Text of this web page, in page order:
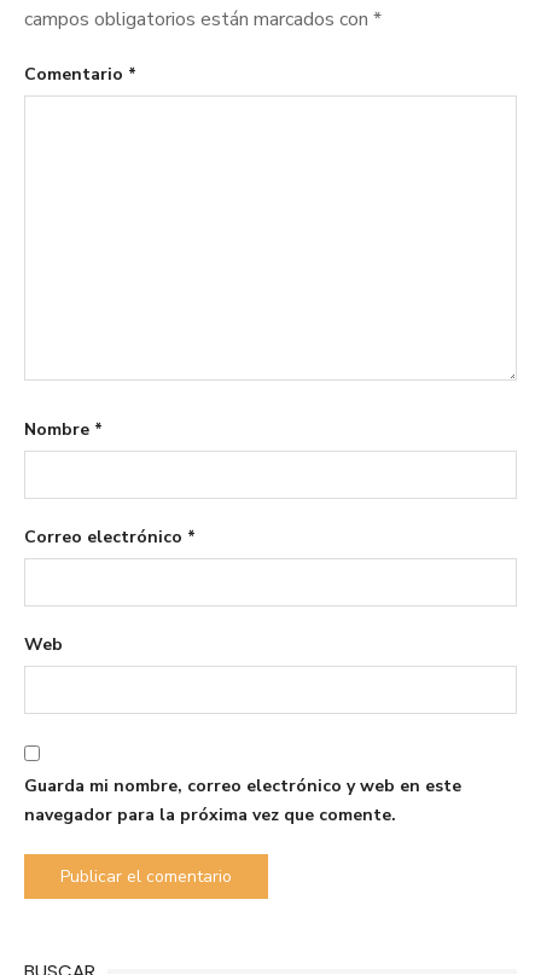
campos obligatorios están marcados con *
Comentario *
Nombre *
Correo electrónico *
Web
Guarda mi nombre, correo electrónico y web en este
navegador para la próxima vez que comente.